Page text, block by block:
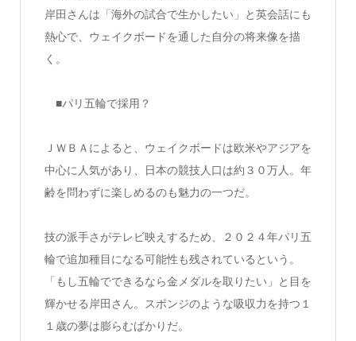
岸田さんは「海外の試合で生かしたい」と英会話にも
熱心で、ウェイクボードを通した自分の将来像を描
く。
■パリ五輪で採用？
ＪＷＢＡによると、ウェイクボードは欧米やアジアを
中心に人気があり、日本の競技人口は約３０万人。年
齢を問わずに楽しめるのも魅力の一つだ。
技の派手さがテレビ映えするため、２０２４年パリ五
輪で追加種目になる可能性も残されているという。
「もし五輪でできるなら金メダルを取りたい」と目を
輝かせる岸田さん。スポンジのような吸収力を持つ１
１歳の夢は膨らむばかりだ。